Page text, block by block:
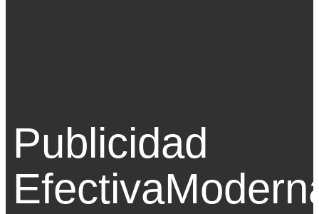
Publicidad
Efectiva